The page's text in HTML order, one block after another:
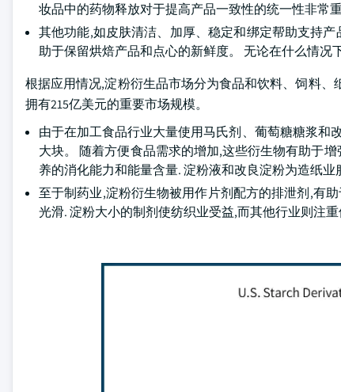
妆品中的药物释放对于提高产品一致性的统一性非常
其他功能,如皮肤清洁、加厚、稳定和绑定帮助支持
助于保留烘焙产品和点心的新鲜度。 无论在什么情
根据应用情况,淀粉衍生品市场分为食品和饮料、饲料
拥有215亿美元的重要市场规模。
由于在加工食品行业大量使用马氏剂、葡萄糖糖浆和
大块。 随着方便食品需求的增加,这些衍生物有助于
养的消化能力和能量含量. 淀粉液和改良淀粉为造纸
至于制药业,淀粉衍生物被用作片剂配方的排泄剂,有
光滑. 淀粉大小的制剂使纺织业受益,而其他行业则注